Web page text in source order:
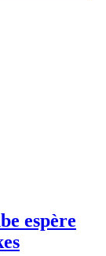
espère